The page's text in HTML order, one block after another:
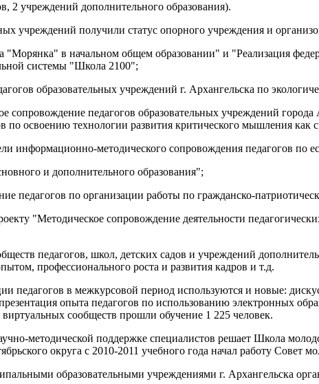
2 учреждений дополнительного образования).
учреждений получили статус опорного учреждения и
в начальном общем образовании" и "Реализация
системы "Школа 2100";
образовательных учреждений г. Архангельска по
педагогов образовательных учреждений
по освоению технологии развития критического мышления как
информационно-методического сопровождения педагогов по
и дополнительного образования";
педагогов по организации работы по гражданско-
"Методическое сопровождение деятельности
педагогов, школ, детских садов и учреждений
профессионального роста и развития кадров и т.д.
в межкурсовой период используются и новые:
опыта педагогов по использованию электронных
сообществ прошли обучение 1 225 человек.
методической поддержке специалистов решает Школа
округа с 2010-2011 учебного года начал работу Совет
образовательными учреждениями г. Архангельска